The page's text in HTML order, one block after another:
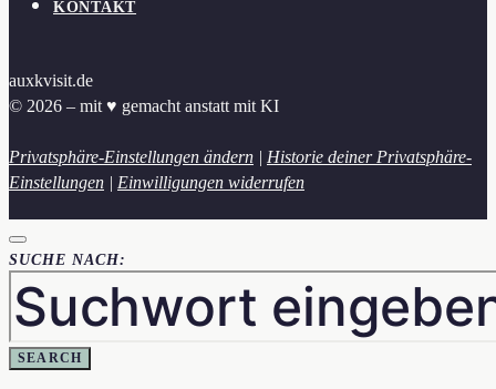
KONTAKT
auxkvisit.de
© 2026 – mit ♥︎ gemacht anstatt mit KI
Privatsphäre-Einstellungen ändern | Historie deiner Privatsphäre-
Einstellungen | Einwilligungen widerrufen
SUCHE NACH:
SEARCH